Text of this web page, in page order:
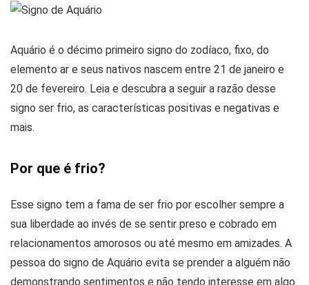
Aquário é o décimo primeiro signo do zodíaco, fixo, do
elemento ar e seus nativos nascem entre 21 de janeiro e
20 de fevereiro. Leia e descubra a seguir a razão desse
signo ser frio, as características positivas e negativas e
mais.
Por que é frio?
Esse signo tem a fama de ser frio por escolher sempre a
sua liberdade ao invés de se sentir preso e cobrado em
relacionamentos amorosos ou até mesmo em amizades. A
pessoa do signo de Aquário evita se prender a alguém não
demonstrando sentimentos e não tendo interesse em algo